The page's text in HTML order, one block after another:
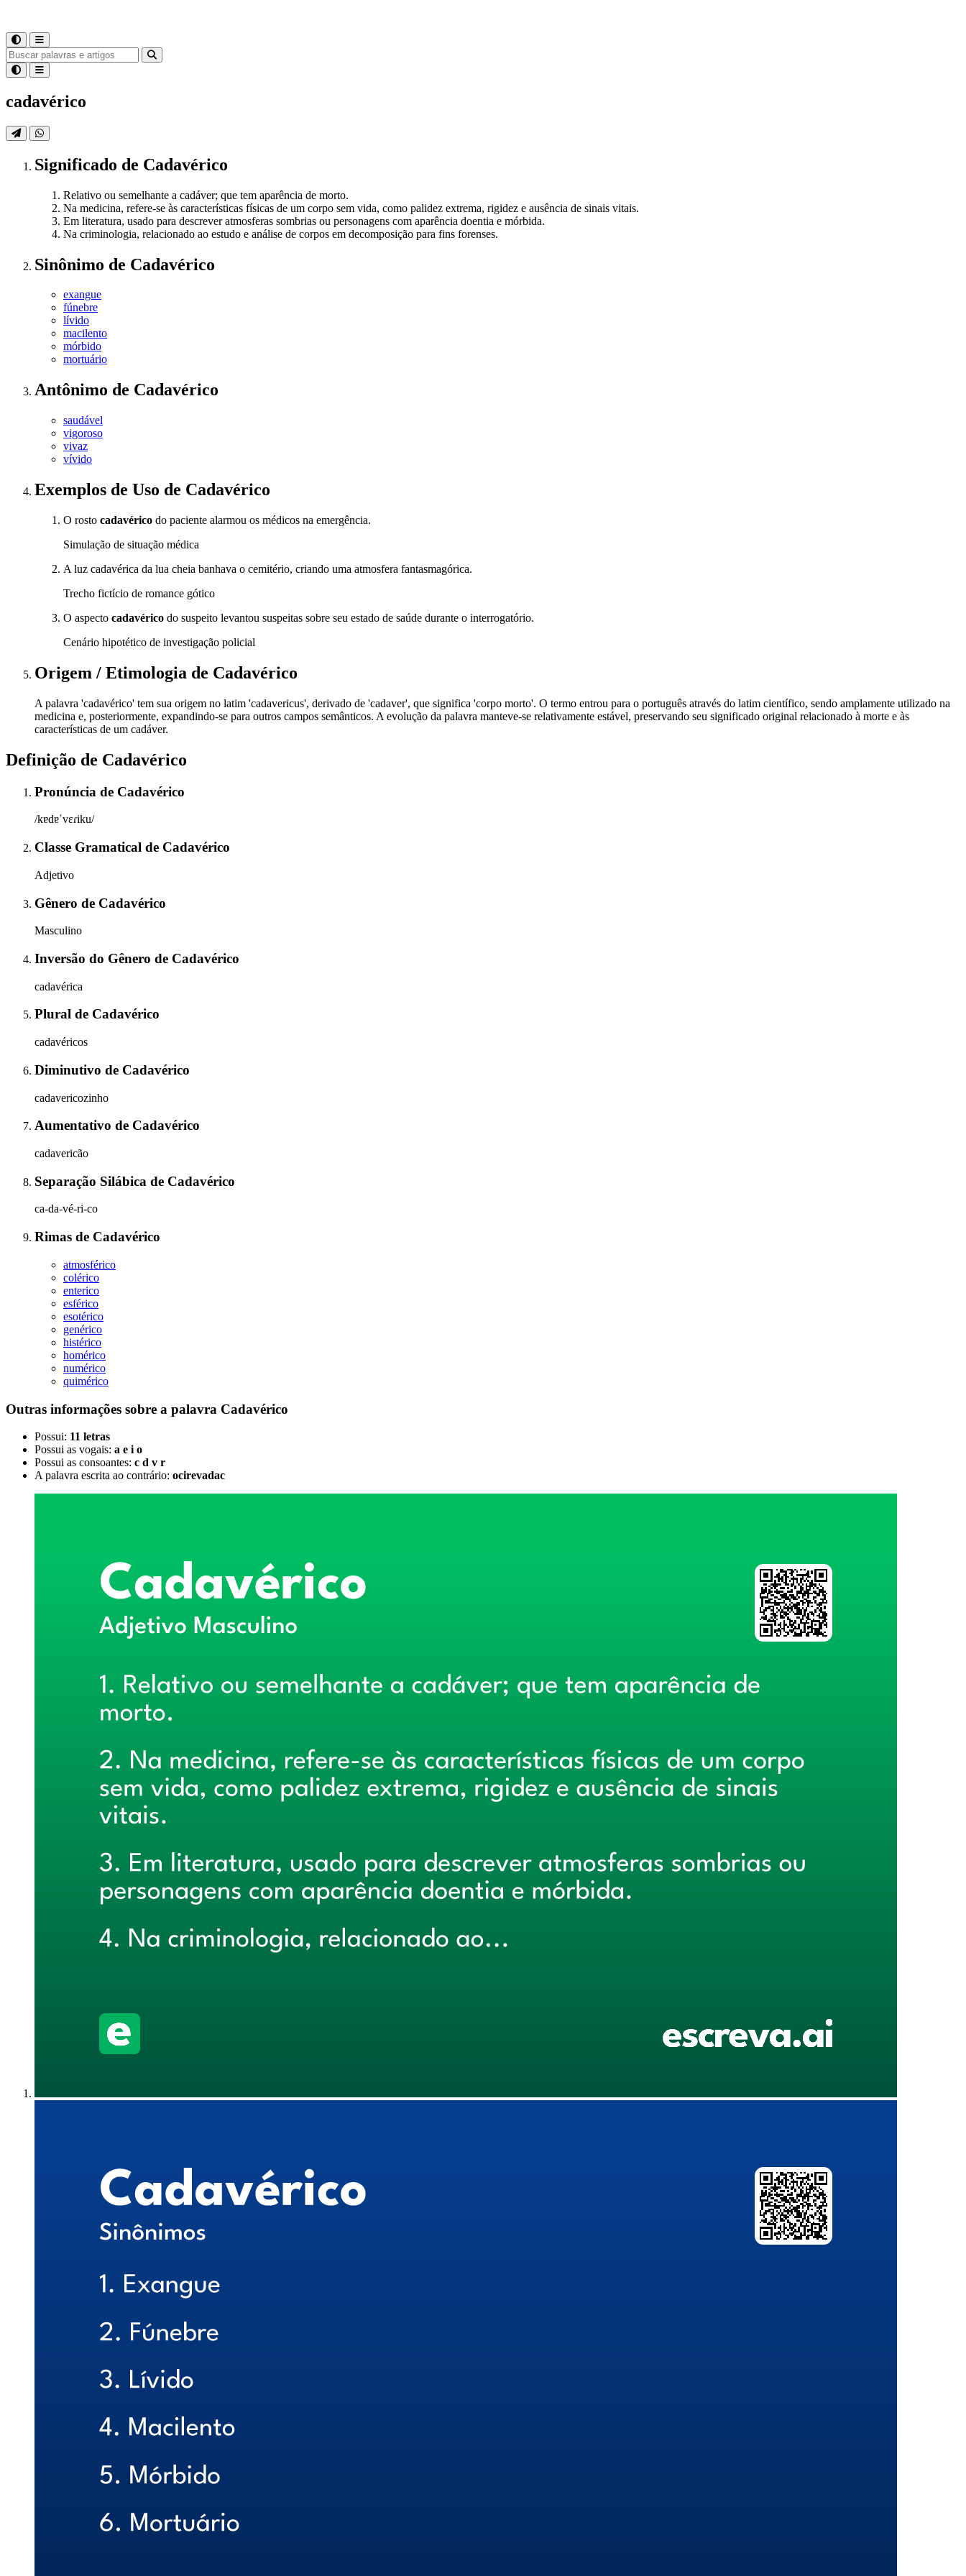
cadavérico
Significado de Cadavérico
Relativo ou semelhante a cadáver; que tem aparência de morto.
Na medicina, refere-se às características físicas de um corpo sem vida, como palidez extrema, rigidez e ausência de sinais vitais.
Em literatura, usado para descrever atmosferas sombrias ou personagens com aparência doentia e mórbida.
Na criminologia, relacionado ao estudo e análise de corpos em decomposição para fins forenses.
Sinônimo de Cadavérico
exangue
fúnebre
lívido
macilento
mórbido
mortuário
Antônimo de Cadavérico
saudável
vigoroso
vivaz
vívido
Exemplos de Uso de Cadavérico
O rosto cadavérico do paciente alarmou os médicos na emergência.
Simulação de situação médica
A luz cadavérica da lua cheia banhava o cemitério, criando uma atmosfera fantasmagórica.
Trecho fictício de romance gótico
O aspecto cadavérico do suspeito levantou suspeitas sobre seu estado de saúde durante o interrogatório.
Cenário hipotético de investigação policial
Origem / Etimologia de Cadavérico
A palavra 'cadavérico' tem sua origem no latim 'cadavericus', derivado de 'cadaver', que significa 'corpo morto'. O termo entrou para o português através do latim científico, sendo amplamente utilizado na
medicina e, posteriormente, expandindo-se para outros campos semânticos. A evolução da palavra manteve-se relativamente estável, preservando seu significado original relacionado à morte e às
características de um cadáver.
Definição de Cadavérico
Pronúncia de Cadavérico
/kɐdɐˈvɛɾiku/
Classe Gramatical de Cadavérico
Adjetivo
Gênero de Cadavérico
Masculino
Inversão do Gênero de Cadavérico
cadavérica
Plural de Cadavérico
cadavéricos
Diminutivo de Cadavérico
cadavericozinho
Aumentativo de Cadavérico
cadavericão
Separação Silábica de Cadavérico
ca-da-vé-ri-co
Rimas de Cadavérico
atmosférico
colérico
enterico
esférico
esotérico
genérico
histérico
homérico
numérico
quimérico
Outras informações sobre a palavra Cadavérico
Possui: 11 letras
Possui as vogais: a e i o
Possui as consoantes: c d v r
A palavra escrita ao contrário: ocirevadac